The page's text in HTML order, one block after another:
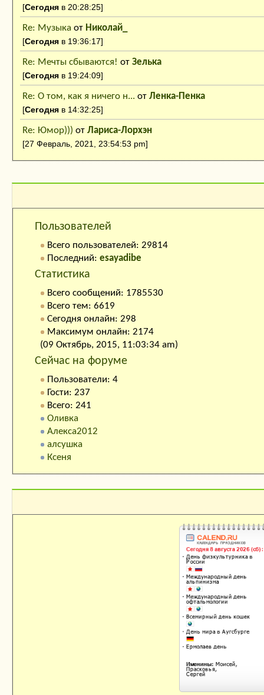
[Сегодня в 20:28:25]
Re: Музыка от Николай_
[Сегодня в 19:36:17]
Re: Мечты сбываются! от Зелька
[Сегодня в 19:24:09]
Re: О том, как я ничего н... от Ленка-Пенка
[Сегодня в 14:32:25]
Re: Юмор))) от Лариса-Лорхэн
[27 Февраль, 2021, 23:54:53 pm]
Пользователей
Всего пользователей: 29814
Последний: esayadibe
Статистика
Всего сообщений: 1785530
Всего тем: 6619
Сегодня онлайн: 298
Максимум онлайн: 2174
(09 Октябрь, 2015, 11:03:34 am)
Сейчас на форуме
Пользователи: 4
Гости: 237
Всего: 241
Оливка
Алекса2012
алсушка
Ксеня